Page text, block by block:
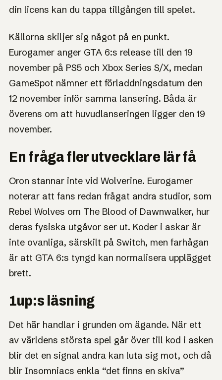
din licens kan du tappa tillgången till spelet.
Källorna skiljer sig något på en punkt.
Eurogamer anger GTA 6:s release till den 19
november på PS5 och Xbox Series S/X, medan
GameSpot nämner ett förladdningsdatum den
12 november inför samma lansering. Båda är
överens om att huvudlanseringen ligger den 19
november.
En fråga fler utvecklare lär få
Oron stannar inte vid Wolverine. Eurogamer
noterar att fans redan frågat andra studior, som
Rebel Wolves om The Blood of Dawnwalker, hur
deras fysiska utgåvor ser ut. Koder i askar är
inte ovanliga, särskilt på Switch, men farhågan
är att GTA 6:s tyngd kan normalisera upplägget
brett.
1up:s läsning
Det här handlar i grunden om ägande. När ett
av världens största spel går över till kod i asken
blir det en signal andra kan luta sig mot, och då
blir Insomniacs enkla “det finns en skiva”